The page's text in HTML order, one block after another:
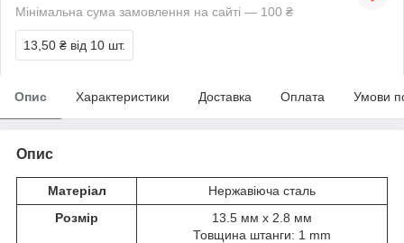
Мінімальна сума замовлення на сайті — 100 ₴
13,50 ₴ від 10 шт.
Опис Характеристики Доставка Оплата Умови
Опис
Матеріал
Нержавіюча сталь
Розмір
13.5 мм x 2.8 мм
Товщина штанги: 1 mm